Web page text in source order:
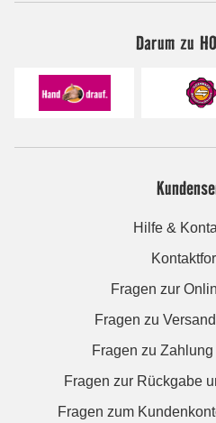
Darum zu
Hilfe &
Fragen zur
Fragen zu
Fragen zu
Fragen zur Rückgabe
Fragen zum